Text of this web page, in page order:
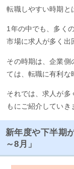
転職しやすい時期と
1年の中でも、多く
市場に求人が多く出
その時期は、企業側
ては、転職に有利な
それでは、求人が多
もにご紹介していき
新年度や下半期
～8月」